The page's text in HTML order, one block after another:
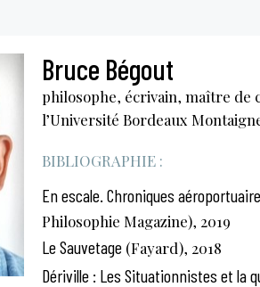
Bruce Bégout
philosophe, écrivain, maître de
l’Université Bordeaux
BIBLIOGRAPHIE :
En escale. Chroniques
Philosophie Magazine), 2019
Le Sauvetage(Fayard), 2018
Dériville : Les Situationnistes et la